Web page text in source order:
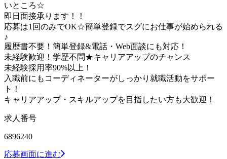
いところ☆
即日面接承ります！！
応募は1回のみでOK☆簡単登録でスグにお仕事が始められる
♪
履歴書不要！簡単登録&電話・Web面談にも対応！
未経験歓迎！学歴不問★キャリアアップのチャンス
未経験採用率90%以上！
入職前にもコーディネーターがしっかり就職活動をサポー
ト！
キャリアアップ・スキルアップを目指したい方も大歓迎！
求人番号
6896240
応募画面に進む